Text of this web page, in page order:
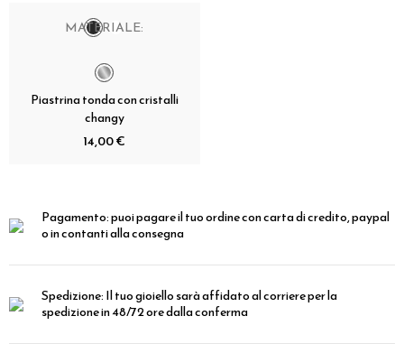
MATERIALE:
Piastrina tonda con cristalli
changy
14,00 €
Pagamento:puoi pagare il tuo ordine con carta di credito, paypal
o in contanti alla consegna
Spedizione:Il tuo gioiello sarà affidato al corriere per la
spedizione in 48/72 ore dalla conferma